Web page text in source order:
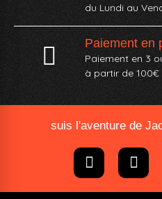
du Lundi au
Paiement en
Paiement en 3
à partir de
suis l'aventure de